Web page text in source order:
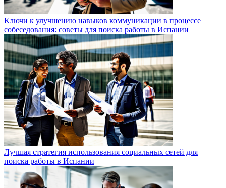
Ключи к улучшению навыков коммуникации в процессе
собеседования: советы для поиска работы в Испании
Лучшая стратегия использования социальных сетей для
поиска работы в Испании